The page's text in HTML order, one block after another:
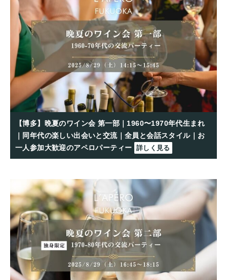
【博多】晩夏のワイン会 第一部｜1960〜1970年代生まれ
｜同年代の楽しい出会いと交流｜全員と会話スタイル｜お
一人参加大歓迎のアペロパーティー 詳しく見る